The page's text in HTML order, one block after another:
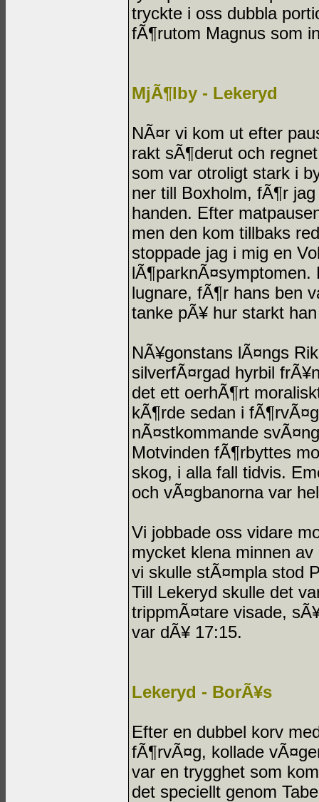
tryckte i oss dubbla
fÃ¶rutom Magnus som
MjÃ¶lby - Lekeryd
NÃ¤r vi kom ut efter
rakt sÃ¶derut och
som var otroligt stark i
ner till Boxholm, fÃ¶r
handen. Efter
men den kom tillbaks
stoppade jag i mig en
lugnare, fÃ¶r hans ben
tanke pÃ¥ hur starkt
NÃ¥gonstans lÃ¤ngs
silverfÃ¤rgad hyrbil
det ett oerhÃ¶rt
kÃ¶rde sedan i
nÃ¤stkommande
Motvinden fÃ¶rbyttes
skog, i alla fall tidvis.
och vÃ¤gbanorna var
Vi jobbade oss vidare
mycket klena minnen
vi skulle stÃ¤mpla stod
Till Lekeryd skulle det
trippmÃ¤tare visade,
var dÃ¥ 17:15.
Lekeryd - BorÃ¥s
Efter en dubbel korv
fÃ¶rvÃ¤g, kollade
var en trygghet som
det speciellt genom